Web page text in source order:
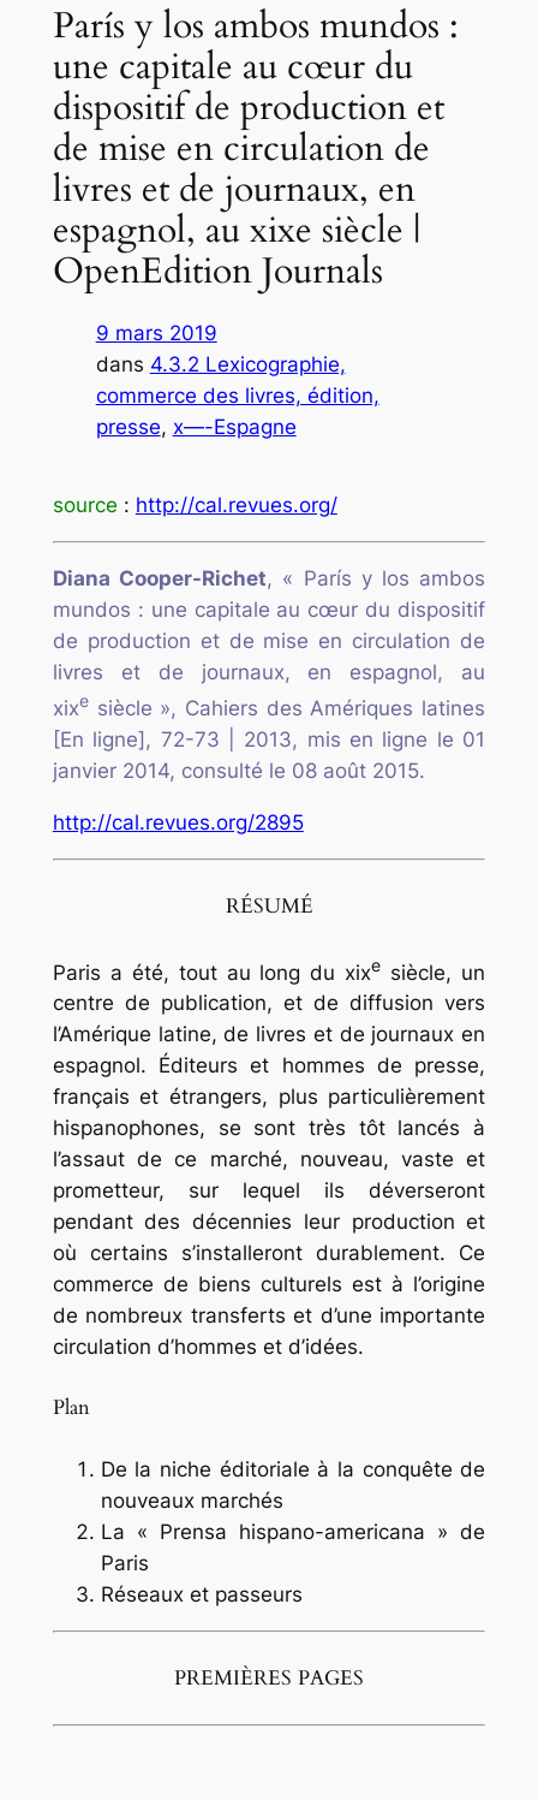
París y los ambos mundos :
une capitale au cœur du
dispositif de production et
de mise en circulation de
livres et de journaux, en
espagnol, au xixe siècle |
OpenEdition Journals
9 mars 2019
dans 4.3.2 Lexicographie,
commerce des livres, édition,
presse, x—-Espagne
source : http://cal.revues.org/
Diana Cooper-Richet, « París y los ambos
mundos : une capitale au cœur du dispositif
de production et de mise en circulation de
livres et de journaux, en espagnol, au
xixesiècle », Cahiers des Amériques latines
[En ligne], 72-73 | 2013, mis en ligne le 01
janvier 2014, consulté le 08 août 2015.
http://cal.revues.org/2895
RÉSUMÉ
Paris a été, tout au long du xixe siècle, un
centre de publication, et de diffusion vers
l’Amérique latine, de livres et de journaux en
espagnol. Éditeurs et hommes de presse,
français et étrangers, plus particulièrement
hispanophones, se sont très tôt lancés à
l’assaut de ce marché, nouveau, vaste et
prometteur, sur lequel ils déverseront
pendant des décennies leur production et
où certains s’installeront durablement. Ce
commerce de biens culturels est à l’origine
de nombreux transferts et d’une importante
circulation d’hommes et d’idées.
Plan
De la niche éditoriale à la conquête de
nouveaux marchés
La « Prensa hispano-americana » de
Paris
Réseaux et passeurs
PREMIÈRES PAGES